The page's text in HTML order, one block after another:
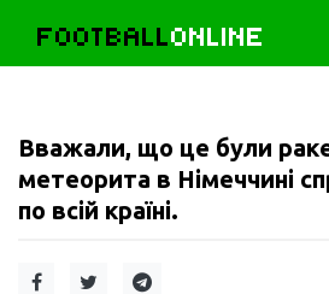
FOOTBALLONLINE
Вважали, що це були
метеорита в Німеччині
по всій країні.